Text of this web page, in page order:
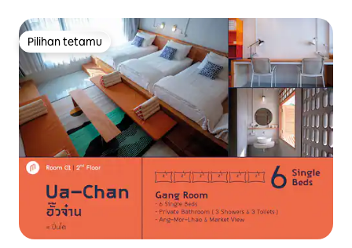
Pilihan tetamu
Pilihan tetamu